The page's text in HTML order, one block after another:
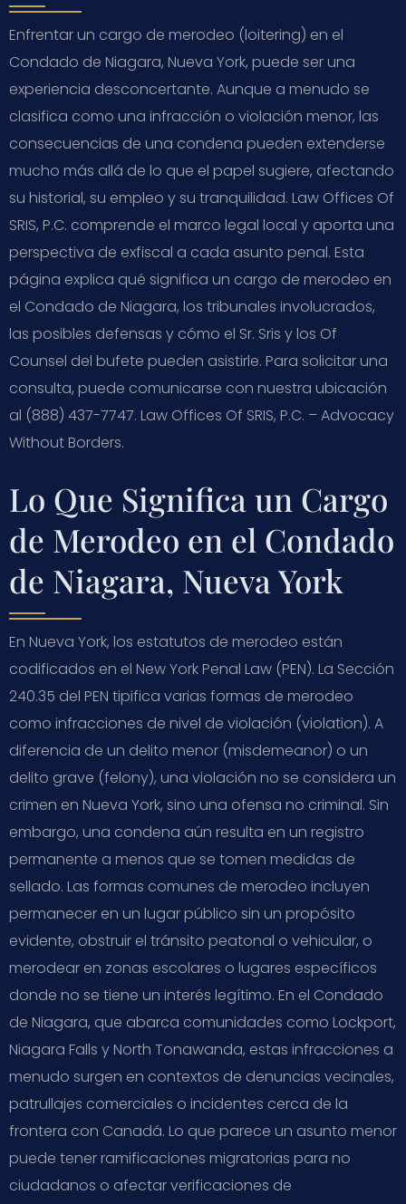
Enfrentar un cargo de merodeo (loitering) en el
Condado de Niagara, Nueva York, puede ser una
experiencia desconcertante. Aunque a menudo se
clasifica como una infracción o violación menor, las
consecuencias de una condena pueden extenderse
mucho más allá de lo que el papel sugiere, afectando
su historial, su empleo y su tranquilidad. Law Offices Of
SRIS, P.C. comprende el marco legal local y aporta una
perspectiva de exfiscal a cada asunto penal. Esta
página explica qué significa un cargo de merodeo en
el Condado de Niagara, los tribunales involucrados,
las posibles defensas y cómo el Sr. Sris y los Of
Counsel del bufete pueden asistirle. Para solicitar una
consulta, puede comunicarse con nuestra ubicación
al (888) 437-7747. Law Offices Of SRIS, P.C. – Advocacy
Without Borders.
Lo Que Significa un Cargo
de Merodeo en el Condado
de Niagara, Nueva York
En Nueva York, los estatutos de merodeo están
codificados en el New York Penal Law (PEN). La Sección
240.35 del PEN tipifica varias formas de merodeo
como infracciones de nivel de violación (violation). A
diferencia de un delito menor (misdemeanor) o un
delito grave (felony), una violación no se considera un
crimen en Nueva York, sino una ofensa no criminal. Sin
embargo, una condena aún resulta en un registro
permanente a menos que se tomen medidas de
sellado. Las formas comunes de merodeo incluyen
permanecer en un lugar público sin un propósito
evidente, obstruir el tránsito peatonal o vehicular, o
merodear en zonas escolares o lugares específicos
donde no se tiene un interés legítimo. En el Condado
de Niagara, que abarca comunidades como Lockport,
Niagara Falls y North Tonawanda, estas infracciones a
menudo surgen en contextos de denuncias vecinales,
patrullajes comerciales o incidentes cerca de la
frontera con Canadá. Lo que parece un asunto menor
puede tener ramificaciones migratorias para no
ciudadanos o afectar verificaciones de